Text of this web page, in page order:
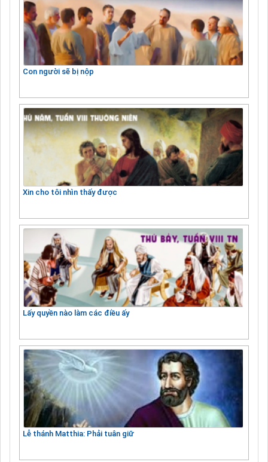
Con người sẽ bị nộp
Xin cho tôi nhìn thấy được
Lấy quyền nào làm các điều ấy
Lễ thánh Matthia: Phải tuân giữ